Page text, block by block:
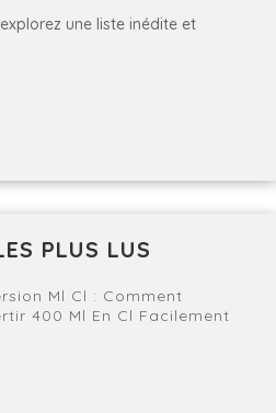
une liste inédite et
PLUS LUS
Ml Cl : Comment
400 Ml En Cl Facilement